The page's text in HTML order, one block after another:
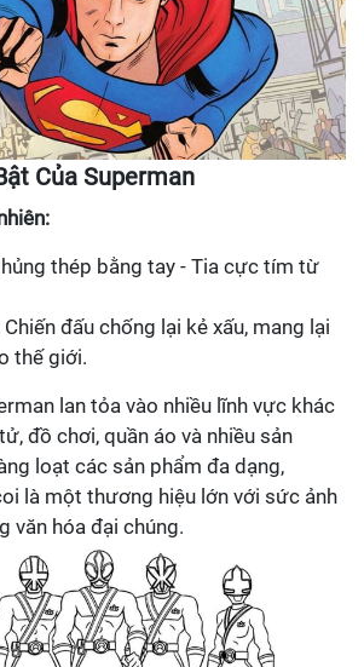
Của Superman
thép bằng tay - Tia cực tím từ
Chiến đấu chống lại kẻ xấu, mang lại
thế giới.
lan tỏa vào nhiều lĩnh vực khác
đồ chơi, quần áo và nhiều sản
loạt các sản phẩm đa dạng,
là một thương hiệu lớn với sức ảnh
văn hóa đại chúng.